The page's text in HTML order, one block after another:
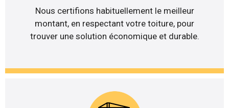
Nous certifions habituellement le meilleur
montant, en respectant votre toiture, pour
trouver une solution économique et durable.